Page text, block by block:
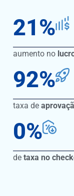
21%
aumento no
92%
taxa de
0%
de taxa no